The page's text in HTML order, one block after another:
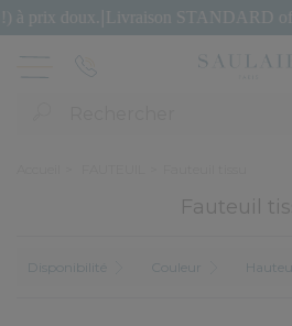
STANDARD offerte à partir de
Fauteuil
Disponibilité Couleur